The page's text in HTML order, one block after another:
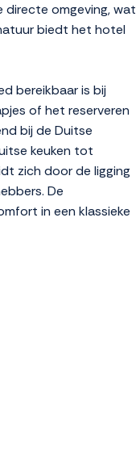
directe omgeving, wat
biedt het hotel
bereikbaar is bij
of het reserveren
bij de Duitse
keuken tot
zich door de ligging
De
in een klassieke